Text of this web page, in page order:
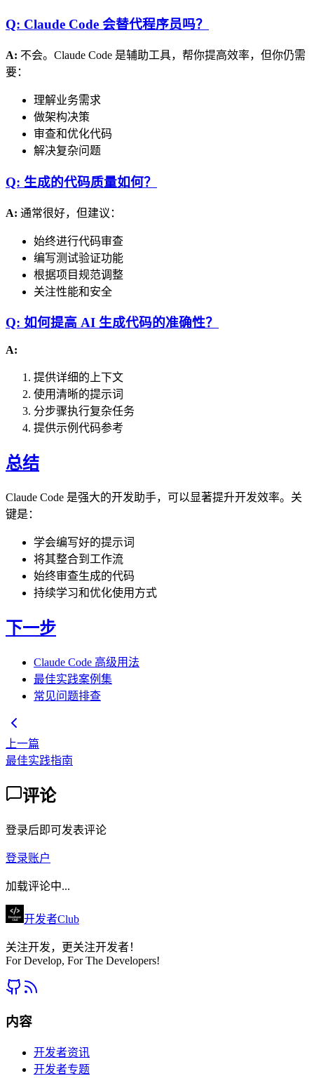
Q: Claude Code 会替代程序员吗？
A: 不会。Claude Code 是辅助工具，帮你提高效率，但你仍需
要：
理解业务需求
做架构决策
审查和优化代码
解决复杂问题
Q: 生成的代码质量如何？
A: 通常很好，但建议：
始终进行代码审查
编写测试验证功能
根据项目规范调整
关注性能和安全
Q: 如何提高 AI 生成代码的准确性？
A:
提供详细的上下文
使用清晰的提示词
分步骤执行复杂任务
提供示例代码参考
总结
Claude Code 是强大的开发助手，可以显著提升开发效率。关
键是：
学会编写好的提示词
将其整合到工作流
始终审查生成的代码
持续学习和优化使用方式
下一步
Claude Code 高级用法
最佳实践案例集
常见问题排查
上一篇
最佳实践指南
评论
登录后即可发表评论
登录账户
加载评论中...
开发者Club
关注开发，更关注开发者！
For Develop, For The Developers!
内容
开发者资讯
开发者专题